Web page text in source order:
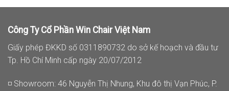
Công Ty Cổ Phần Win Chair Việt Nam
Giấy phép ĐKKD số 0311890732 do sở kế hoạch và đầu tư
Tp. Hồ Chí Minh cấp ngày 20/07/2012
◽ Showroom: 46 Nguyễn Thị Nhung, Khu đô thị Vạn Phúc, P.